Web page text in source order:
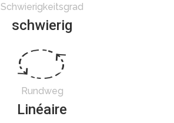
Schwierigkeitsgrad
schwierig
Rundweg
Linéaire